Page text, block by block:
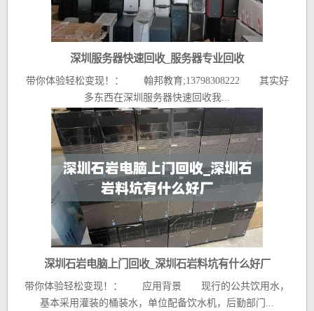
深圳服务器快速回收_服务器专业回收
带你体验轻松变现！： 翰邦教育;13798308222 其实好
多东西在深圳服务器快速回收我...
深圳石岩电脑上门回收_深圳石岩料坑有什么好厂
带你体验轻松变现！： 应用背景 现行的公共饮用水，
基本采用灌装的桶装水，单位配备饮水机，后勤部门...